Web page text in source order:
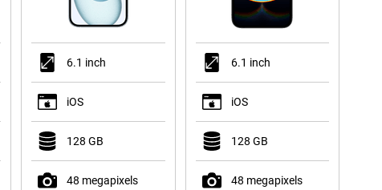
6.1 inch
iOS
128 GB
48 megapixels
6.1 inch
iOS
128 GB
48 megapixels